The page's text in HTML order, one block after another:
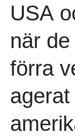
USA
när
förra